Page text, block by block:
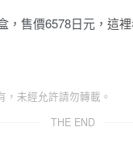
，售價6578日元， 這裡
，未經允許請勿轉載。
THE END